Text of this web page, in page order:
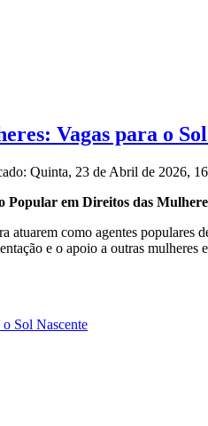
Vagas para o
Quinta, 23 de Abril de 2026,
Popular em Direitos das
como agentes populares
e o apoio a outras
Sol Nascente